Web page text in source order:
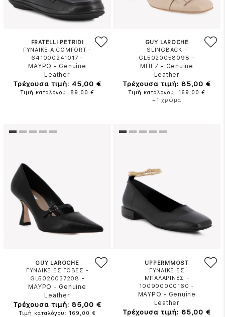
FRATELLI PETRIDI
ΓΥΝΑΙΚΕΙΑ COMFORT -
641000241017 -
ΜΑΥΡΟ - Genuine
Leather
Τρέχουσα τιμή: 45,00 €
Τιμή καταλόγου: 89,00 €
GUY LAROCHE
SLINGBACK -
GL5020058098 -
ΜΠΕΖ - Genuine
Leather
Τρέχουσα τιμή: 85,00 €
Τιμή καταλόγου: 169,00 €
+1 χρώμα
GUY LAROCHE
ΓΥΝΑΙΚΕΙΕΣ ΓΟΒΕΣ -
GL5020037208 -
ΜΑΥΡΟ - Genuine
Leather
Τρέχουσα τιμή: 85,00 €
Τιμή καταλόγου: 169,00 €
UPPERMMOST
ΓΥΝΑΙΚΕΙΕΣ
ΜΠΑΛΑΡΙΝΕΣ -
100900000160 -
ΜΑΥΡΟ - Genuine
Leather
Τρέχουσα τιμή: 65,00 €